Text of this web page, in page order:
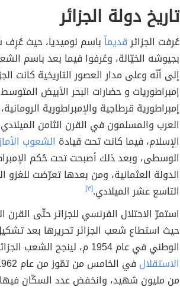
تاريخ دولة الجزائر
عُرفت الجزائرقديماًباسم نوميديا، حيث عُرِف
بجيوشه الخيّالة، وعُرفوا فيما بعد باسم
إلى أنّه وعلى مدار العصور التاريخية كانت
إمبراطوريات و حضارات البحر الأبيض
إمبراطورية قرطاجية والإمبراطورية
العرب والمسلمون في القرن الثامن
الإسلام، فيما كانت تحت قيادة الشعوب
الوسطى، وبعد ذلك أصبحت تحت حُكم
الدولة العثمانية، ومن بعدها تعرّضت
التاسع عشر الميلادي.[٣]
استمرّ الاحتلال الفرنسي للجزائر حتّى القرن
حيث استطاع شعب الجزائر تحريرها بعد
الوطني في عام 1954 م، لينجح الشعب الجزائري في نيل
الاستقلال
من مليون شهيد، وانخفض عدد السكّان